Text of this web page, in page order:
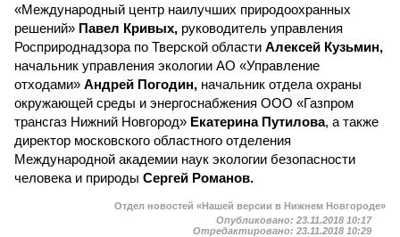
«Международный центр наилучших природоохранных
решений» Павел Кривых, руководитель управления
Росприроднадзора по Тверской области Алексей Кузьмин,
начальник управления экологии АО «Управление
отходами» Андрей Погодин, начальник отдела охраны
окружающей среды и энергоснабжения ООО «Газпром
трансгаз Нижний Новгород» Екатерина Путилова, а также
директор московского областного отделения
Международной академии наук экологии безопасности
человека и природы Сергей Романов.
Отдел новостей «Нашей версии в Нижнем Новгороде»
Опубликовано: 23.11.2018 10:17
Отредактировано: 23.11.2018 10:29